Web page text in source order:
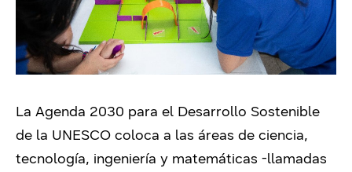
La Agenda 2030 para el Desarrollo Sostenible
de la UNESCO coloca a las áreas de ciencia,
tecnología, ingeniería y matemáticas -llamadas